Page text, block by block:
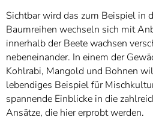
Sichtbar wird das zum Beispiel in
Baumreihen wechseln sich mit
innerhalb der Beete wachsen
nebeneinander. In einem der
Kohlrabi, Mangold und Bohnen
lebendiges Beispiel für
spannende Einblicke in die
Ansätze, die hier erprobt werden.